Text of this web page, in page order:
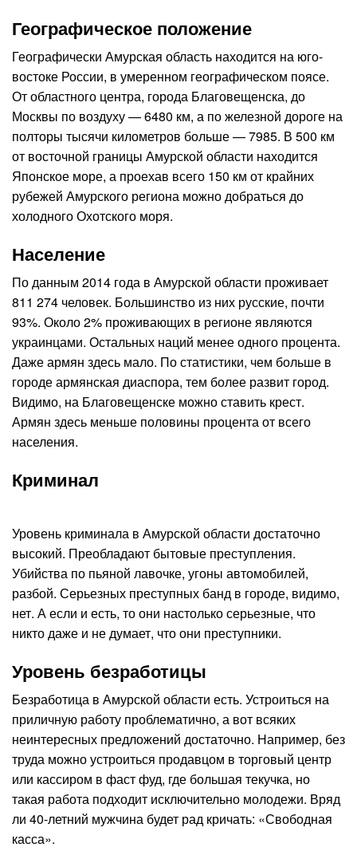
Географическое положение
Географически Амурская область находится на юго-
востоке России, в умеренном географическом поясе.
От областного центра, города Благовещенска, до
Москвы по воздуху — 6480 км, а по железной дороге на
полторы тысячи километров больше — 7985. В 500 км
от восточной границы Амурской области находится
Японское море, а проехав всего 150 км от крайних
рубежей Амурского региона можно добраться до
холодного Охотского моря.
Население
По данным 2014 года в Амурской области проживает
811 274 человек. Большинство из них русские, почти
93%. Около 2% проживающих в регионе являются
украинцами. Остальных наций менее одного процента.
Даже армян здесь мало. По статистики, чем больше в
городе армянская диаспора, тем более развит город.
Видимо, на Благовещенске можно ставить крест.
Армян здесь меньше половины процента от всего
населения.
Криминал
Уровень криминала в Амурской области достаточно
высокий. Преобладают бытовые преступления.
Убийства по пьяной лавочке, угоны автомобилей,
разбой. Серьезных преступных банд в городе, видимо,
нет. А если и есть, то они настолько серьезные, что
никто даже и не думает, что они преступники.
Уровень безработицы
Безработица в Амурской области есть. Устроиться на
приличную работу проблематично, а вот всяких
неинтересных предложений достаточно. Например, без
труда можно устроиться продавцом в торговый центр
или кассиром в фаст фуд, где большая текучка, но
такая работа подходит исключительно молодежи. Вряд
ли 40-летний мужчина будет рад кричать: «Свободная
касса».